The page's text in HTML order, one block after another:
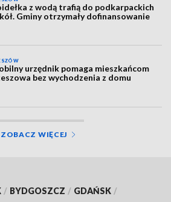
z wodą trafią do podkarpackich
Gminy otrzymały dofinansowanie
urzędnik pomaga mieszkańcom
bez wychodzenia z domu
ZOBACZ WIĘCEJ
/ BYDGOSZCZ / GDAŃSK /